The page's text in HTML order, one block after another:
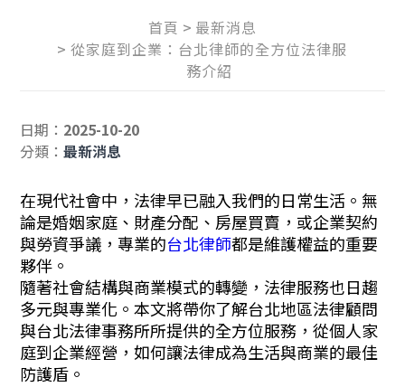
首頁
最新消息
從家庭到企業：台北律師的全方位法律服
務介紹
日期： 2025-10-20
分類：最新消息
在現代社會中，法律早已融入我們的日常生活。無
論是婚姻家庭、財產分配、房屋買賣，或企業契約
與勞資爭議，專業的台北律師都是維護權益的重要
夥伴。
隨著社會結構與商業模式的轉變，法律服務也日趨
多元與專業化。本文將帶你了解台北地區法律顧問
與台北法律事務所所提供的全方位服務，從個人家
庭到企業經營，如何讓法律成為生活與商業的最佳
防護盾。